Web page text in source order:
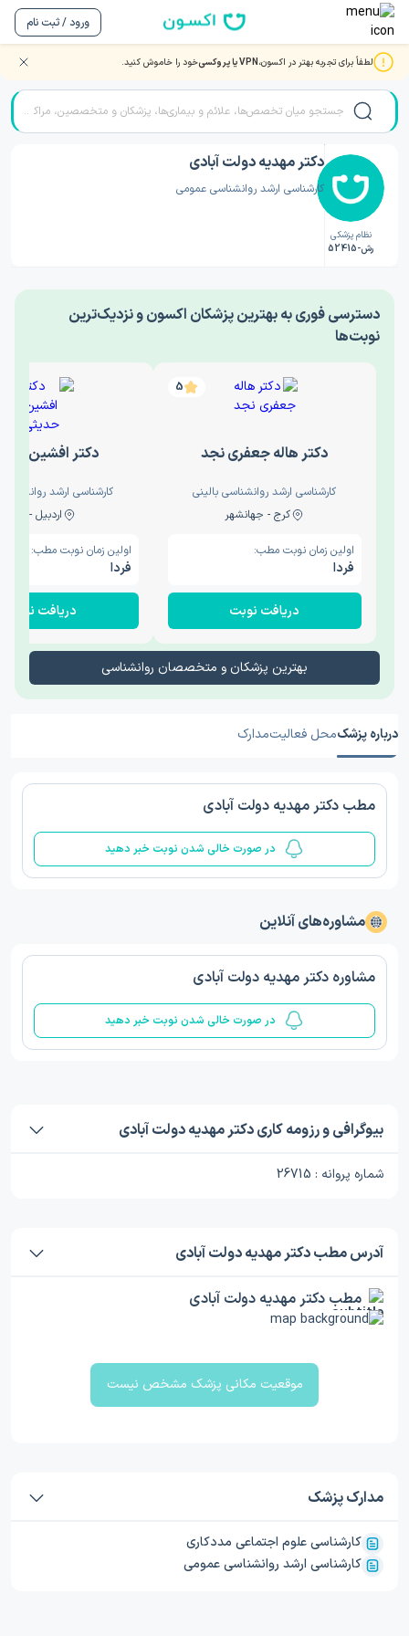
ورود / ثبت نام
لطفاً برای تجربه بهتر در اکسون،VPN یا پروکسی خود را خاموش کنید. صفحه اصلی/دکتر روانشناسی/دکتر مهدیه دولت آبادی
نظام پزشکی
رش-52415
دکتر مهدیه دولت آبادی
کارشناسی ارشد روانشناسی عمومی
‎دسترسی فوری به بهترین پزشکان اکسون و نزدیک‌ترین
نوبت‌ها
5
دکتر هاله جعفری نجد
کارشناسی ارشد روانشناسی بالینی
کرج - جهانشهر
اولین زمان نوبت مطب:
فردا
دریافت نوبت
دکتر افشین
کارشناسی ارشد
اردبیل - والی
اولین زمان نوبت مطب:
فردا
دریافت نوبت
بهترین پزشکان و متخصصان روانشناسی
درباره پزشکمحل فعالیتمدارک
مطب دکتر مهدیه دولت آبادی
در صورت خالی شدن نوبت خبر دهید
مشاوره‌های آنلاین
مشاوره دکتر مهدیه دولت آبادی
در صورت خالی شدن نوبت خبر دهید
بیوگرافی و رزومه کاری دکتر مهدیه دولت آبادی
شماره پروانه : 26715
آدرس مطب دکتر مهدیه دولت آبادی
مطب دکتر مهدیه دولت آبادی
موقعیت مکانی پزشک مشخص نیست
مدارک پزشک
کارشناسی علوم اجتماعی مددکاری
کارشناسی ارشد روانشناسی عمومی